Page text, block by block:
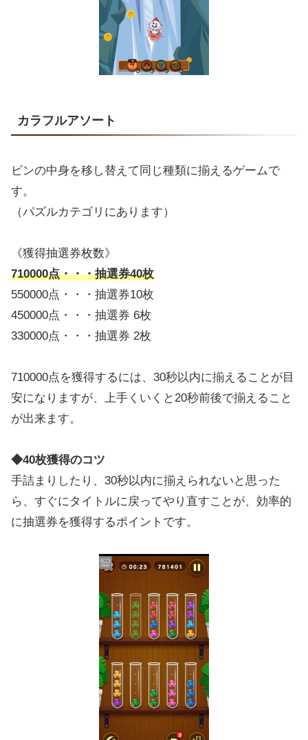
カラフルアソート
ビンの中身を移し替えて同じ種類に揃えるゲームで
す。
（パズルカテゴリにあります）
《獲得抽選券枚数》
710000点・・・抽選券40枚
550000点・・・抽選券10枚
450000点・・・抽選券 6枚
330000点・・・抽選券 2枚
710000点を獲得するには、30秒以内に揃えることが目
安になりますが、上手くいくと20秒前後で揃えること
が出来ます。
◆40枚獲得のコツ
手詰まりしたり、30秒以内に揃えられないと思った
ら、すぐにタイトルに戻ってやり直すことが、効率的
に抽選券を獲得するポイントです。